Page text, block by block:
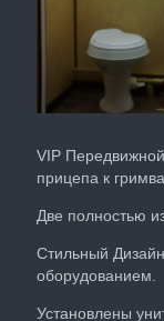
VIP
прицепа к
Две полностью
Стильный
оборудованием.
Установлены